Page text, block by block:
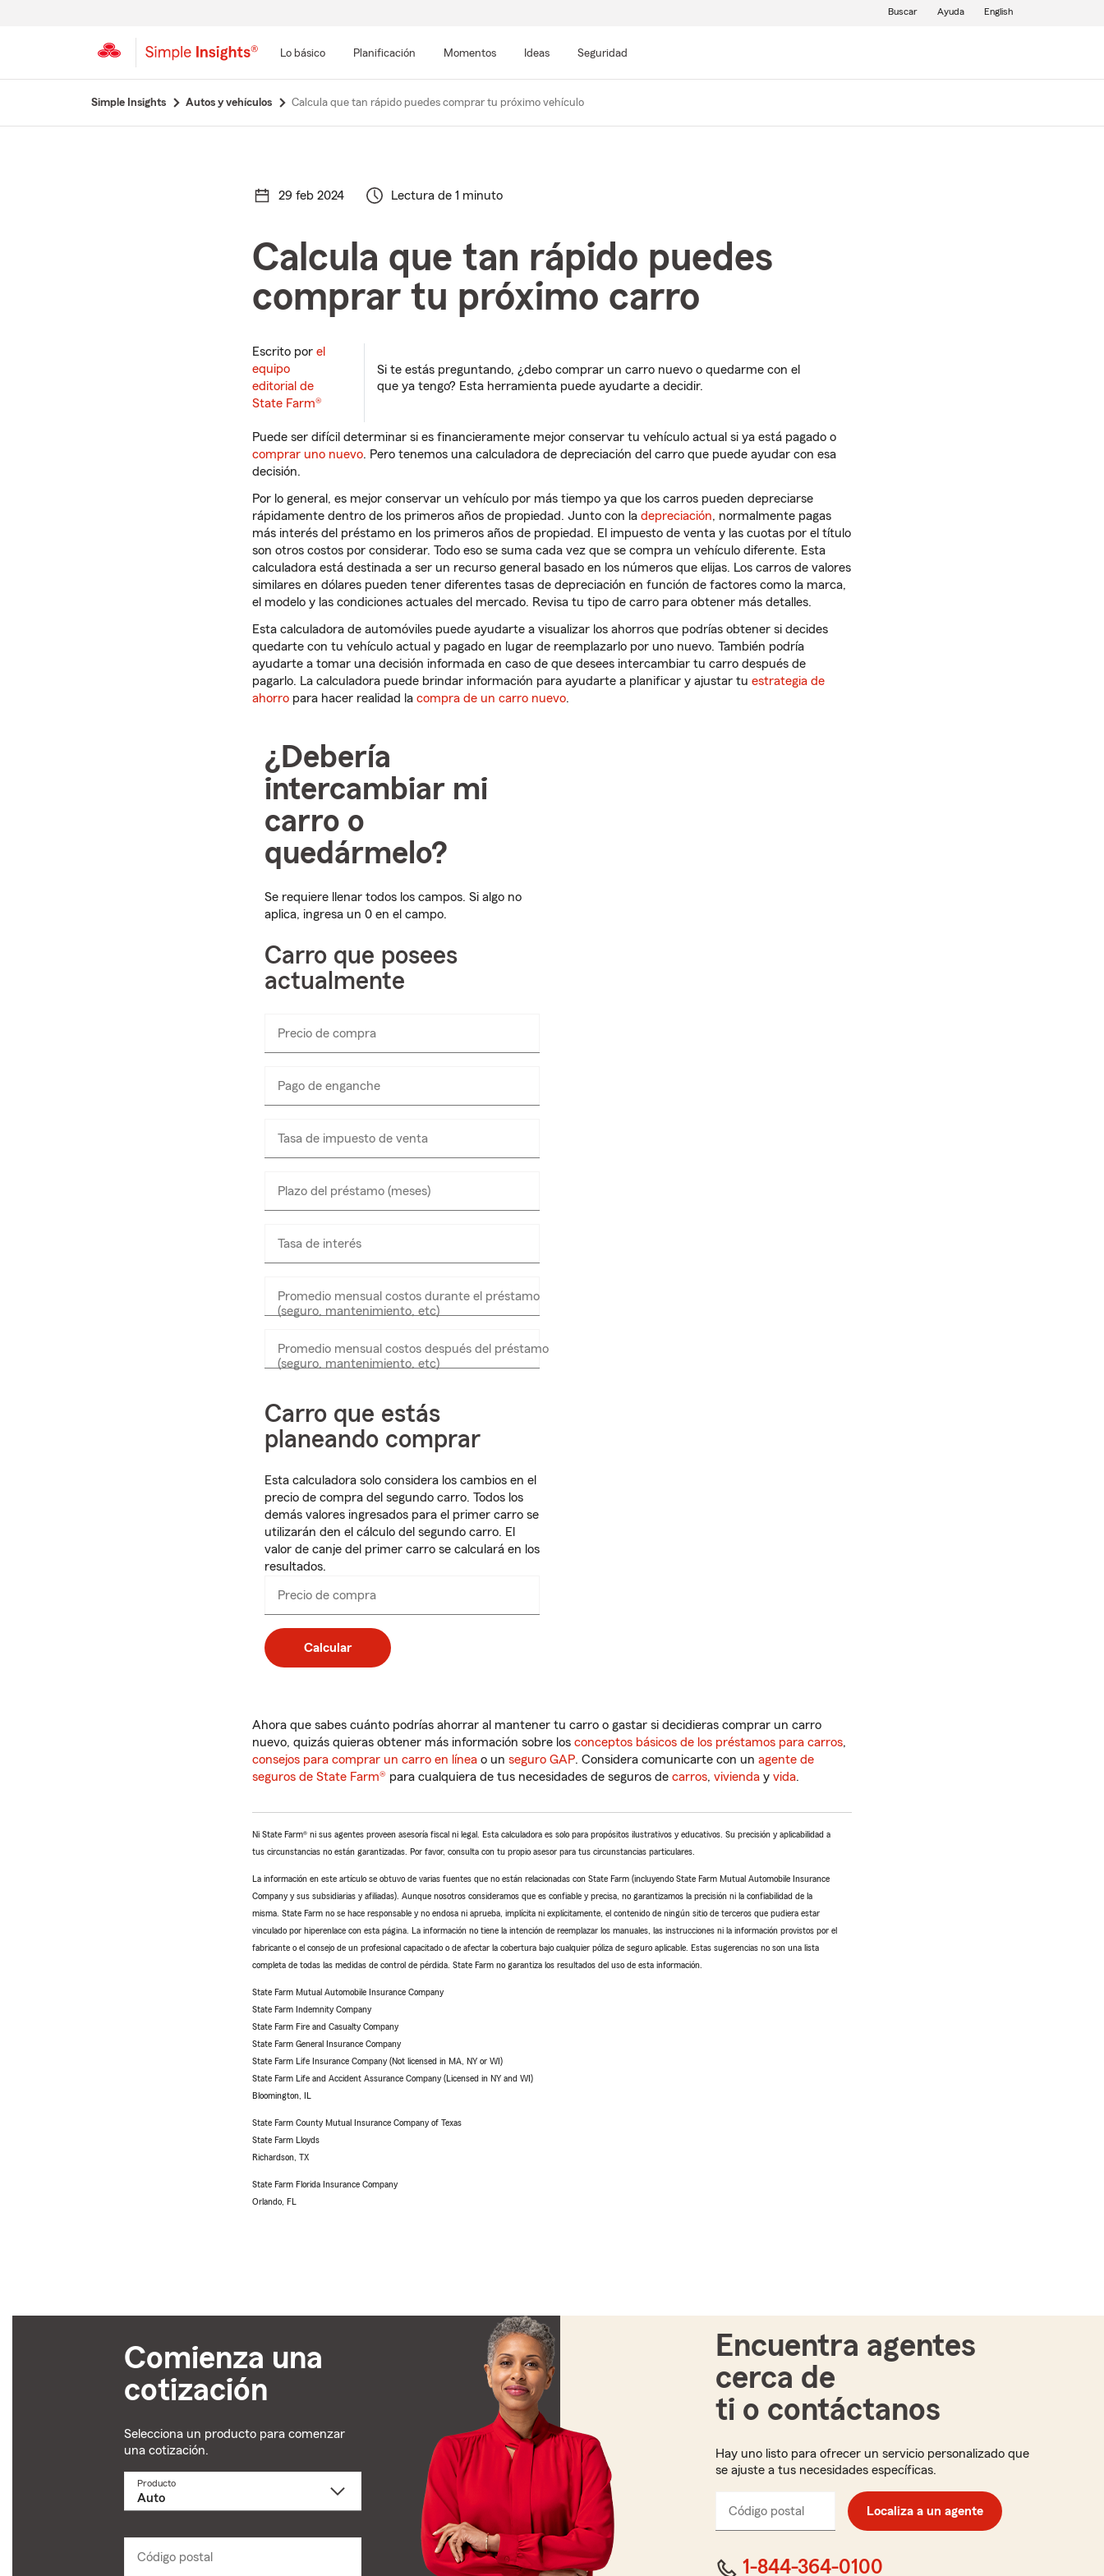
Lo básico Planificación Momentos Ideas Seguridad
Buscar Ayuda English
Simple Insights Autos y vehículos Calcula que tan rápido puedes comprar tu próximo vehículo
29 feb 2024 Lectura de 1 minuto
Calcula que tan rápido puedes
comprar tu próximo carro
Escrito por el
equipo
editorial de
State Farm®
Si te estás preguntando, ¿debo comprar un carro nuevo o quedarme con el
que ya tengo? Esta herramienta puede ayudarte a decidir.
Puede ser difícil determinar si es financieramente mejor conservar tu vehículo actual si ya está pagado o
comprar uno nuevo. Pero tenemos una calculadora de depreciación del carro que puede ayudar con esa
decisión.
Por lo general, es mejor conservar un vehículo por más tiempo ya que los carros pueden depreciarse
rápidamente dentro de los primeros años de propiedad. Junto con la depreciación, normalmente pagas
más interés del préstamo en los primeros años de propiedad. El impuesto de venta y las cuotas por el título
son otros costos por considerar. Todo eso se suma cada vez que se compra un vehículo diferente. Esta
calculadora está destinada a ser un recurso general basado en los números que elijas. Los carros de valores
similares en dólares pueden tener diferentes tasas de depreciación en función de factores como la marca,
el modelo y las condiciones actuales del mercado. Revisa tu tipo de carro para obtener más detalles.
Esta calculadora de automóviles puede ayudarte a visualizar los ahorros que podrías obtener si decides
quedarte con tu vehículo actual y pagado en lugar de reemplazarlo por uno nuevo. También podría
ayudarte a tomar una decisión informada en caso de que desees intercambiar tu carro después de
pagarlo. La calculadora puede brindar información para ayudarte a planificar y ajustar tu estrategia de
ahorro para hacer realidad la compra de un carro nuevo.
¿Debería
intercambiar mi
carro o
quedármelo?
Se requiere llenar todos los campos. Si algo no
aplica, ingresa un 0 en el campo.
Carro que posees
actualmente
Precio de compra
Pago de enganche
Tasa de impuesto de venta
Plazo del préstamo (meses)
Tasa de interés
Promedio mensual costos durante el préstamo
(seguro, mantenimiento, etc)
Promedio mensual costos después del préstamo
(seguro, mantenimiento, etc)
Carro que estás
planeando comprar
Esta calculadora solo considera los cambios en el
precio de compra del segundo carro. Todos los
demás valores ingresados para el primer carro se
utilizarán den el cálculo del segundo carro. El
valor de canje del primer carro se calculará en los
resultados.
Precio de compra
Calcular
Ahora que sabes cuánto podrías ahorrar al mantener tu carro o gastar si decidieras comprar un carro
nuevo, quizás quieras obtener más información sobre los conceptos básicos de los préstamos para carros,
consejos para comprar un carro en línea o un seguro GAP. Considera comunicarte con un agente de
seguros de State Farm® para cualquiera de tus necesidades de seguros de carros, vivienda y vida.
Ni State Farm® ni sus agentes proveen asesoría fiscal ni legal. Esta calculadora es solo para propósitos ilustrativos y educativos. Su precisión y aplicabilidad a
tus circunstancias no están garantizadas. Por favor, consulta con tu propio asesor para tus circunstancias particulares.
La información en este artículo se obtuvo de varias fuentes que no están relacionadas con State Farm (incluyendo State Farm Mutual Automobile Insurance
Company y sus subsidiarias y afiliadas). Aunque nosotros consideramos que es confiable y precisa, no garantizamos la precisión ni la confiabilidad de la
misma. State Farm no se hace responsable y no endosa ni aprueba, implícita ni explícitamente, el contenido de ningún sitio de terceros que pudiera estar
vinculado por hiperenlace con esta página. La información no tiene la intención de reemplazar los manuales, las instrucciones ni la información provistos por el
fabricante o el consejo de un profesional capacitado o de afectar la cobertura bajo cualquier póliza de seguro aplicable. Estas sugerencias no son una lista
completa de todas las medidas de control de pérdida. State Farm no garantiza los resultados del uso de esta información.
State Farm Mutual Automobile Insurance Company
State Farm Indemnity Company
State Farm Fire and Casualty Company
State Farm General Insurance Company
State Farm Life Insurance Company (Not licensed in MA, NY or WI)
State Farm Life and Accident Assurance Company (Licensed in NY and WI)
Bloomington, IL
State Farm County Mutual Insurance Company of Texas
State Farm Lloyds
Richardson, TX
State Farm Florida Insurance Company
Orlando, FL
Comienza una
cotización
Selecciona un producto para comenzar
una cotización.
Producto
dropdown
Código postal
Encuentra agentes
cerca de
ti o contáctanos
Hay uno listo para ofrecer un servicio personalizado que
se ajuste a tus necesidades específicas.
Código postal
de
Localiza a un agente
1-844-364-0100